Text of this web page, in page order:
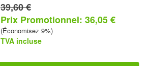
39,60 €
Prix Promotionnel: 36,05 €
(Économisez 9%)
TVA incluse